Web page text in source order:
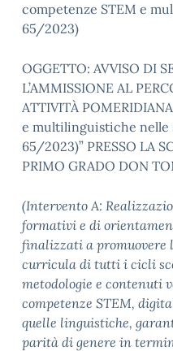
competenze STEM e
65/2023)
OGGETTO: AVVISO DI
L’AMMISSIONE AL
ATTIVITÀ
e multilinguistiche nelle
65/2023)” PRESSO LA
PRIMO GRADO DON
(Intervento A:
formativi e di
finalizzati a promuovere
curricula di tutti i cicli
metodologie e contenuti
competenze STEM,
quelle linguistiche,
parità di genere in